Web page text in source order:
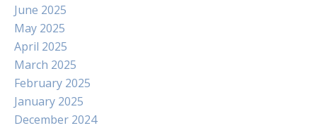
June 2025
May 2025
April 2025
March 2025
February 2025
January 2025
December 2024